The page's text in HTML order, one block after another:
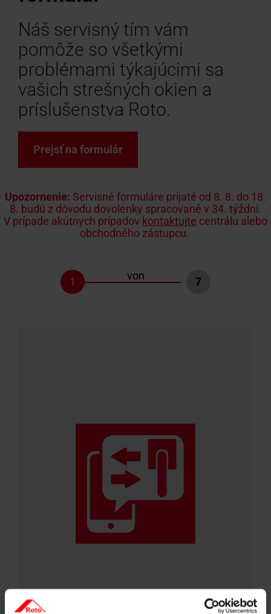
Nájsť
remeselníka
vo
vašom
okolí?
S
Roto
Vybrať
strešné
okno
okno
pre
napojenie
Príslušenstvo a napojovacie produkty
Doplnky pre strešné okná
Vnútorné doplnky
montážnych
firiem
Školenia
Roto
Hľadáte
remeselníka?
Použite
náš
vyhľadávač
odporúčaných
montážnych
firiem
Servisný a reklamačný
formulár
Potrebujete vyriešiť
výrobkom Roto?
Na stiahnutie
Technické údaje, cenníky,
brožúry a ďalšie informácie
Prehľad školenie
V RotoCampuse
Náš servisný tím vám
pomôže so všetkými
problémami týkajúcimi sa
vašich strešných okien a
príslušenstva Roto.
Prejsť na formulár
Upozornenie: Servisné formuláre prijaté od 8. 8. do 18.
8. budú z dôvodu dovolenky spracované v 34. týždni.
V prípade akútnych prípadov kontaktujte centrálu alebo
obchodného zástupcu.
1 von 7